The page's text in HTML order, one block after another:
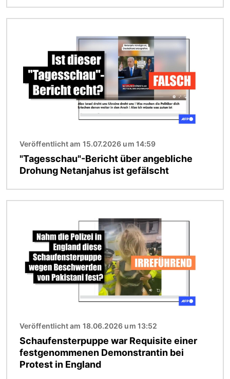
Veröffentlicht am 15.07.2026 um 14:59
"Tagesschau"-Bericht über angebliche
Drohung Netanjahus ist gefälscht
Veröffentlicht am 18.06.2026 um 13:52
Schaufensterpuppe war Requisite einer
festgenommenen Demonstrantin bei
Protest in England